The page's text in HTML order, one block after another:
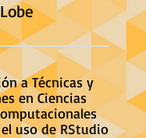
a Técnicas y
en Ciencias
uso de RStudio